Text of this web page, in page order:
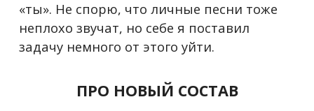
«ты». Не спорю, что личные песни тоже
неплохо звучат, но себе я поставил
задачу немного от этого уйти.
ПРО НОВЫЙ СОСТАВ